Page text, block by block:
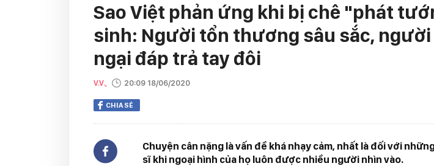
Sao Việt phản ứng khi bị chê "phát
sinh: Người tổn thương sâu sắc,
ngại đáp trả tay đôi
V.V., 20:09 18/06/2020
CHIA SẺ
Chuyện cân nặng là vấn đề khá nhạy cảm, nhất là đối với
sĩ khi ngoại hình của họ luôn được nhiều người nhìn vào.